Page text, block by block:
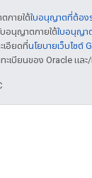
ภายใต้ใบอนุญาตที่ต้อง
อนุญาตภายใต้ใบอนุญา
เอียดที่นโยบายเว็บไซต์
ะเบียนของ Oracle และ